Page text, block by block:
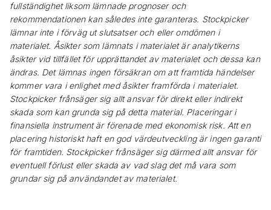
fullständighet liksom lämnade prognoser och
rekommendationen kan således inte garanteras. Stockpicker
lämnar inte i förväg ut slutsatser och eller omdömen i
materialet. Åsikter som lämnats i materialet är analytikerns
åsikter vid tillfället för upprättandet av materialet och dessa kan
ändras. Det lämnas ingen försäkran om att framtida händelser
kommer vara i enlighet med åsikter framförda i materialet.
Stockpicker frånsäger sig allt ansvar för direkt eller indirekt
skada som kan grunda sig på detta material. Placeringar i
finansiella instrument är förenade med ekonomisk risk. Att en
placering historiskt haft en god värdeutveckling är ingen garanti
för framtiden. Stockpicker frånsäger sig därmed allt ansvar för
eventuell förlust eller skada av vad slag det må vara som
grundar sig på användandet av materialet.